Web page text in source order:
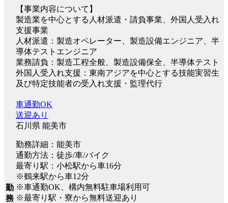
【事業内容について】
製造業を中心とする人材派遣・請負事業、外国人受入れ
支援事業
人材派遣：製造オペレーター、製造設備エンジニア、半
導体テストエンジニア
業務請負：製造工程全般、製造設備保全、半導体テスト
外国人受入れ支援：東南アジアを中心とする技能実習生
及び特定技能者の受入れ支援・監理代行
勤
務
車通勤OK
送迎あり
石川県 能美市
勤務詳細：能美市
通勤方法：徒歩/車/バイク
最寄り駅：小松駅から車16分
※鶴来駅から車12分
※車通勤OK、構内無料駐車場利用可
※最寄り駅・寮から無料送迎あり